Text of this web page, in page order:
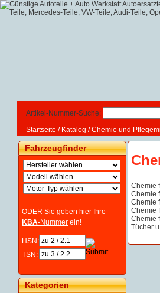
Artikel-Nummer-Suche:
Startseite / Katalog /Chemie und
Fahrzeugfinder
ODER Sie geben hier Ihre
KBA-Nummer ein!
HSN:
TSN:
Kategorien
Chemie
Chemie
Chemie
Chemie
Chemie
Tücher